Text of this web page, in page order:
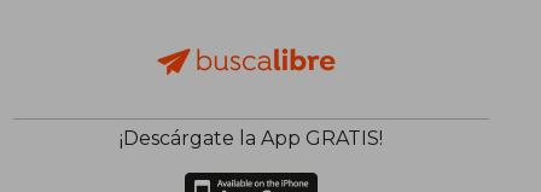
¡Descárgate la App GRATIS!